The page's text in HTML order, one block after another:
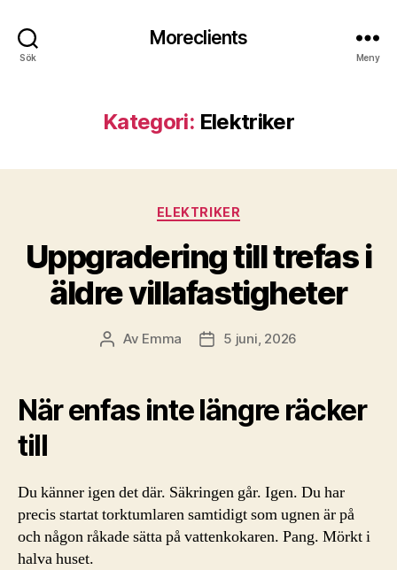
Sök
Moreclients
Meny
Kategori: Elektriker
Kategorier
ELEKTRIKER
Uppgradering till trefas i
äldre villafastigheter
Inläggsförfattare
Av Emma Inläggsdatum
5 juni, 2026
När enfas inte längre räcker
till
Du känner igen det där. Säkringen går. Igen. Du har
precis startat torktumlaren samtidigt som ugnen är på
och någon råkade sätta på vattenkokaren. Pang. Mörkt i
halva huset.